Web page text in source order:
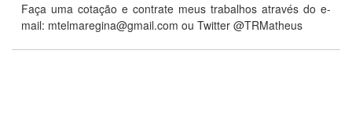
Faça uma cotação e contrate meus trabalhos através do e-
mail: mtelmaregina@gmail.com ou Twitter @TRMatheus